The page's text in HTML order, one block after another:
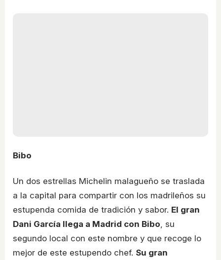
Bibo
Un dos estrellas Michelin malagueño se traslada
a la capital para compartir con los madrileños su
estupenda comida de tradición y sabor. El gran
Dani García llega a Madrid con Bibo, su
segundo local con este nombre y que recoge lo
mejor de este estupendo chef. Su gran